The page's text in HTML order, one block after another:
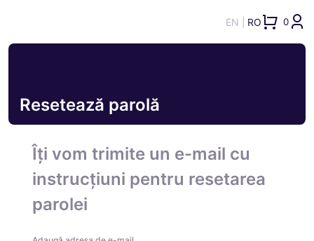
EN RO 0
Resetează parolă
Îți vom trimite un e-mail cu
instrucțiuni pentru resetarea
parolei